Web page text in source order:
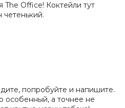
The Office! Коктейли тут
четенький.
попробуйте и напишите.
особенный, а точнее не